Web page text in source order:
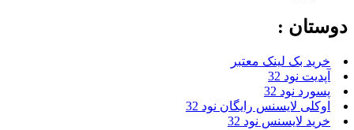
دوستان :
خرید بک لینک معتبر
آپدیت نود 32
پسورد نود 32
اوکلی لایسنس رایگان نود 32
خرید لایسنس نود 32